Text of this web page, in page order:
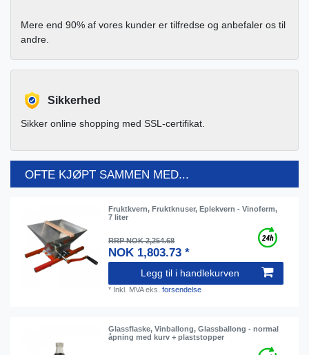
Mere end 90% af vores kunder er tilfredse og anbefaler os til
andre.
Sikkerhed
Sikker online shopping med SSL-certifikat.
OFTE KJØPT SAMMEN MED...
Fruktkvern, Fruktknuser, Eplekvern - Vinoferm,
7 liter
RRP NOK 2,254.68
NOK 1,803.73 *
Legg til i handlekurven
* Inkl. MVAeks.forsendelse
Glassflaske, Vinballong, Glassballong - normal
åpning med kurv + plaststopper